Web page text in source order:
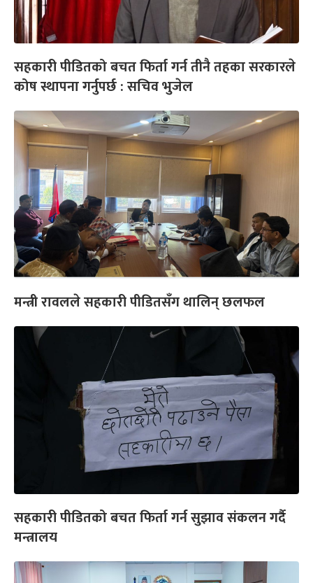
सहकारी पीडितको बचत फिर्ता गर्न तीनै तहका सरकारले
कोष स्थापना गर्नुपर्छ : सचिव भुजेल
मन्त्री रावलले सहकारी पीडितसँग थालिन् छलफल
सहकारी पीडितको बचत फिर्ता गर्न सुझाव संकलन गर्दै
मन्त्रालय